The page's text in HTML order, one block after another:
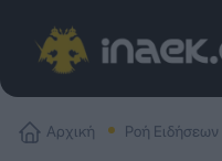
Αρχική Ροή Ειδήσεων